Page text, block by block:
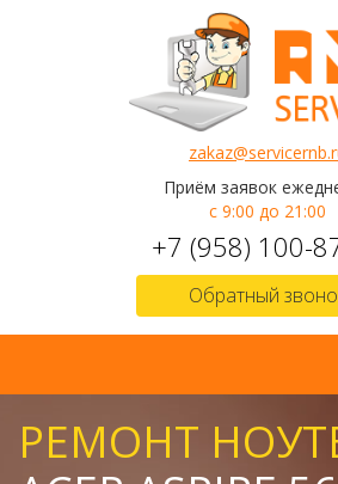
Приём заявок
с 9:00 до 21:00
+7 (958) 100-
Обратный
РЕМОНТ